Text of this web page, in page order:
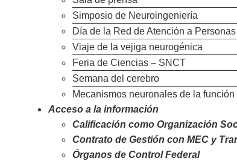
Simposio de Neuroingeniería
Día de la Red de Atención a
Viaje de la vejiga neurogénica
Feria de Ciencias – SNCT
Semana del cerebro
Mecanismos neuronales de la función
Acceso a la información
Calificación como Organización
Contrato de Gestión con MEC y
Órganos de Control Federal